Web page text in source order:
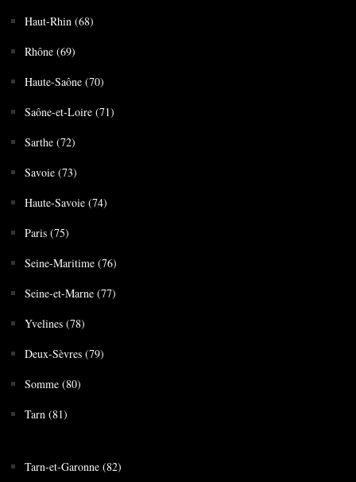
Haut-Rhin (68)
Rhône (69)
Haute-Saône (70)
Saône-et-Loire (71)
Sarthe (72)
Savoie (73)
Haute-Savoie (74)
Paris (75)
Seine-Maritime (76)
Seine-et-Marne (77)
Yvelines (78)
Deux-Sèvres (79)
Somme (80)
Tarn (81)
Tarn-et-Garonne (82)